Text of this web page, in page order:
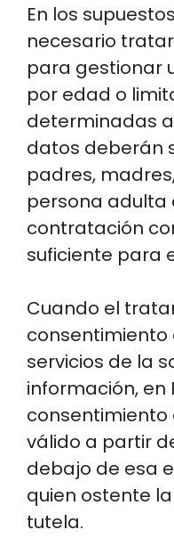
En los
necesario
para gestionar
por edad o
determinadas
datos deberán
padres,
persona adulta
contratación
suficiente para
Cuando el
consentimiento
servicios de la
información, en
consentimiento
válido a partir
debajo de esa
quien ostente
tutela.